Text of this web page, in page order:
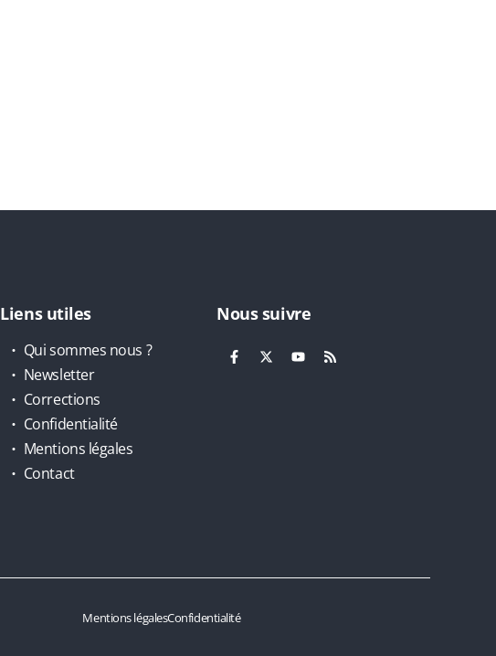
Liens utiles
Qui sommes nous ?
Newsletter
Corrections
Confidentialité
Mentions légales
Contact
Nous suivre
Mentions légalesConfidentialité